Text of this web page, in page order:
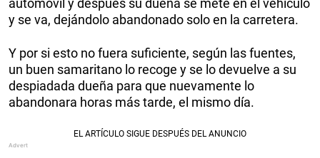
automóvil y después su dueña se mete en el vehículo
y se va, dejándolo abandonado solo en la carretera.
Y por si esto no fuera suficiente, según las fuentes,
un buen samaritano lo recoge y se lo devuelve a su
despiadada dueña para que nuevamente lo
abandonara horas más tarde, el mismo día.